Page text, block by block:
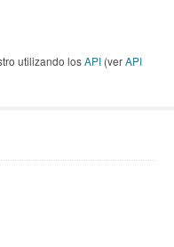
utilizando losAPI (verAPI